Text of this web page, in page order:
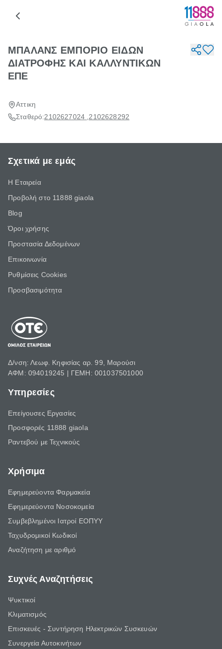
ΜΠΑΛΑΝΣ ΕΜΠΟΡΙΟ ΕΙΔΩΝ
ΔΙΑΤΡΟΦΗΣ ΚΑΙ ΚΑΛΛΥΝΤΙΚΩΝ
ΕΠΕ
Αττικη
Σταθερό:2102627024 2102628292
Σχετικά με εμάς
Η Εταιρεία
Προβολή στο 11888 giaola
Blog
Όροι χρήσης
Προστασία Δεδομένων
Επικοινωνία
Ρυθμίσεις Cookies
Προσβασιμότητα
Δ/νση: Λεωφ. Κηφισίας αρ. 99, Μαρούσι
ΑΦΜ: 094019245 | ΓΕΜΗ: 001037501000
Υπηρεσίες
Επείγουσες Εργασίες
Προσφορές 11888 giaola
Ραντεβού με Τεχνικούς
Χρήσιμα
Εφημερεύοντα Φαρμακεία
Εφημερεύοντα Νοσοκομεία
Συμβεβλημένοι Ιατροί ΕΟΠΥΥ
Ταχυδρομικοί Κωδικοί
Αναζήτηση με αριθμό
Συχνές Αναζητήσεις
Ψυκτικοί
Κλιματισμός
Επισκευές - Συντήρηση Ηλεκτρικών Συσκευών
Συνεργεία Αυτοκινήτων